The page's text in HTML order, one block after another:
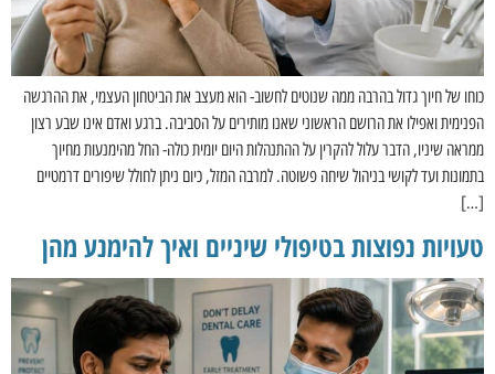
כוחו של חיוך גדול בהרבה ממה שנוטים לחשוב- הוא מעצב את הביטחון העצמי, את ההרגשה
הפנימית ואפילו את הרושם הראשוני שאנו מותירים על הסביבה. ברגע ואדם אינו שבע רצון
ממראה שיניו, הדבר עלול להקרין על ההתנהלות היום יומית כולה- החל מהימנעות מחיוך
בתמונות ועד לקושי בניהול שיחה פשוטה. למרבה המזל, כיום ניתן לחולל שיפורים דרמטיים
[…]
טעויות נפוצות בטיפולי שיניים ואיך להימנע מהן